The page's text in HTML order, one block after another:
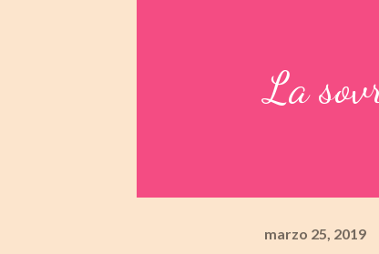
La
marzo 25, 2019